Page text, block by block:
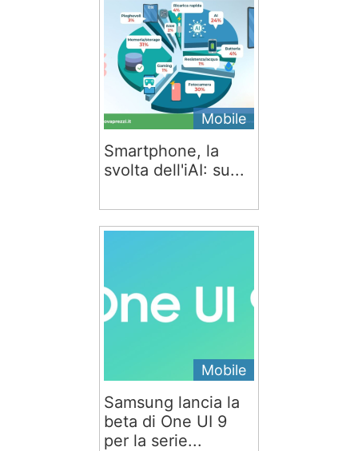
Mobile
Smartphone, la
svolta dell'iAI: su...
Mobile
Samsung lancia la
beta di One UI 9
per la serie...